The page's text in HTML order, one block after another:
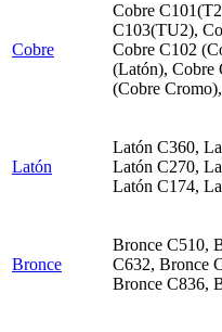
Cobre
Cobre
C103(TU2),
Cobre C102
(Latón), Cobre
(Cobre
Latón
Latón C360,
Latón C270,
Latón C174,
Bronce
Bronce C510,
C632, Bronce
Bronce C836,